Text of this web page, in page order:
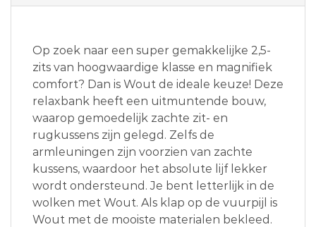
Op zoek naar een super gemakkelijke 2,5-
zits van hoogwaardige klasse en magnifiek
comfort? Dan is Wout de ideale keuze! Deze
relaxbank heeft een uitmuntende bouw,
waarop gemoedelijk zachte zit- en
rugkussens zijn gelegd. Zelfs de
armleuningen zijn voorzien van zachte
kussens, waardoor het absolute lijf lekker
wordt ondersteund. Je bent letterlijk in de
wolken met Wout. Als klap op de vuurpijl is
Wout met de mooiste materialen bekleed.